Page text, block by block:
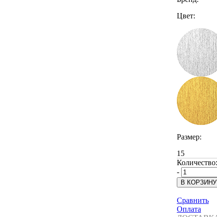
Цвет:
Размер:
15
Количество:
-
Сравнить
Оплата